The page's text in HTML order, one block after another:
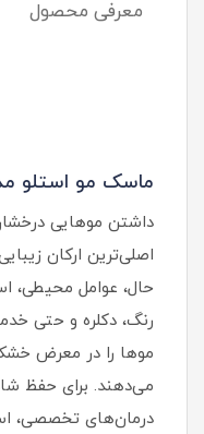
معرفی محصول
ماسک مو استلو
داشتن موهایی
اصلی‌ترین ارکان
حال، عوامل محیطی،
رنگ، دکلره و حتی
موها را در معرض
می‌دهند. برای حفظ
درمان‌های تخصصی،